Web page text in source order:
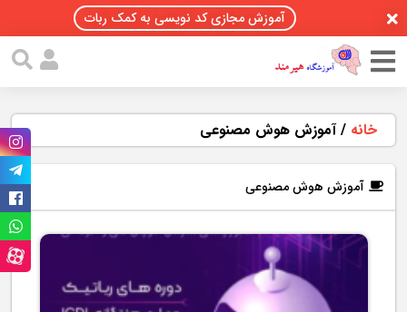
آموزش مجازی کد نویسی به کمک ربات
خانه /آموزش هوش مصنوعی
آموزش هوش مصنوعی